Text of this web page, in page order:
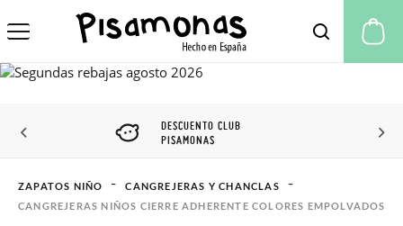
DESCUENTO CLUB
PISAMONAS
ZAPATOS NIÑO
CANGREJERAS Y CHANCLAS
CANGREJERAS NIÑOS CIERRE ADHERENTE COLORES EMPOLVADOS